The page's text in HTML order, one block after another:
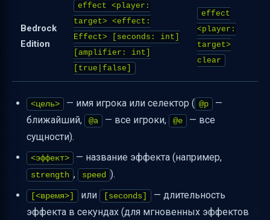
Bedrock
Edition
effect <player:
target> <effect:
Effect> [seconds: int]
[amplifier: int]
[true|false]
effect
<player:
target>
clear
<цель> — имя игрока или селектор ( @p
—
ближайший,
@a — все игроки, @e
— все
сущности).
<эффект> — название эффекта (например,
strength , speed ).
[<время>] или [seconds]
— длительность
эффекта в секундах (для мгновенных эффектов